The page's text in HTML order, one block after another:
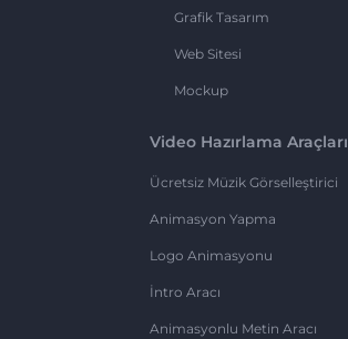
Grafik Tasarım
Web Sitesi
Mockup
Video Hazırlama Araçları
Ücretsiz Müzik Görselleştirici
Animasyon Yapma
Logo Animasyonu
İntro Aracı
Animasyonlu Metin Aracı